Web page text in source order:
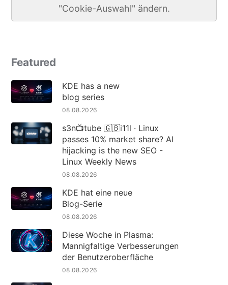
"Cookie-Auswahl" ändern.
Featured
KDE has a new
blog series
08.08.2026
s3n📺tube 🇬🇧i11l · Linux
passes 10% market share? AI
hijacking is the new SEO -
Linux Weekly News
08.08.2026
KDE hat eine neue
Blog-Serie
08.08.2026
Diese Woche in Plasma:
Mannigfaltige Verbesserungen
der Benutzeroberfläche
08.08.2026